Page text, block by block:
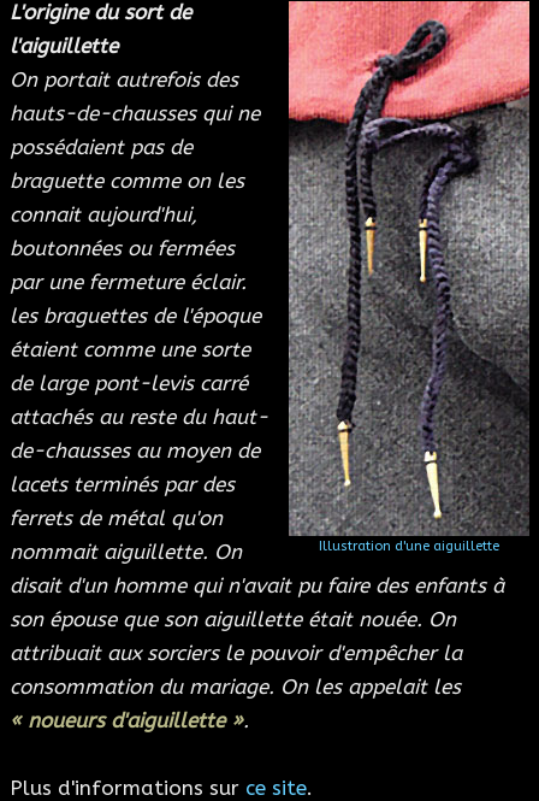
Illustration d'une aiguillette
L'origine du sort de
l'aiguillette
On portait autrefois des
hauts-de-chausses qui ne
possédaient pas de
braguette comme on les
connait aujourd'hui,
boutonnées ou fermées
par une fermeture éclair.
les braguettes de l'époque
étaient comme une sorte
de large pont-levis carré
attachés au reste du haut-
de-chausses au moyen de
lacets terminés par des
ferrets de métal qu'on
nommait aiguillette. On
disait d'un homme qui n'avait pu faire des enfants à
son épouse que son aiguillette était nouée. On
attribuait aux sorciers le pouvoir d'empêcher la
consommation du mariage. On les appelait les
« noueurs d'aiguillette ».
Plus d'informations sur ce site.